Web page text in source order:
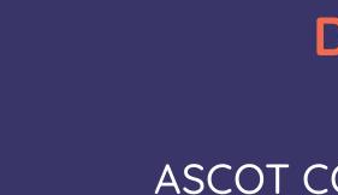
ASCOT